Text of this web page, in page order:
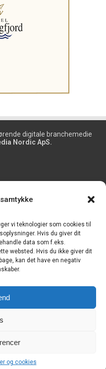
vi teknologier som cookies til
Hvis du giver dit
data som f.eks.
websted. Hvis du ikke giver dit
kan det have en negativ
og cookies
digitale branchemedie
Nordic ApS.
tilmeldt
2010-2026 - CHECK-IN.dk